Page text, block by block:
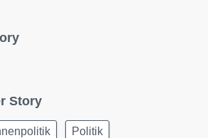
Story
Politik